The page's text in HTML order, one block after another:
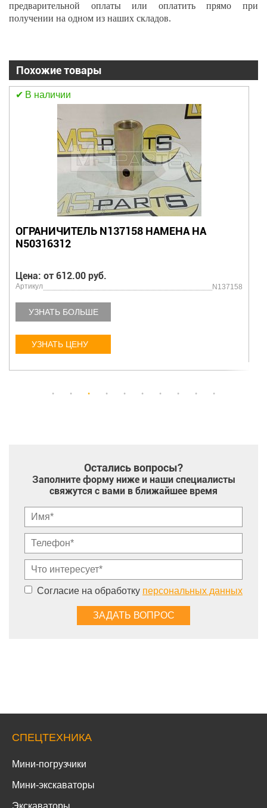
предварительной оплаты или оплатить прямо при
получении на одном из наших складов.
Похожие товары
В наличии
ПОДШИПНИКОВЫЙ УЗЕЛ UCFL 208
Цена: от 612.00 руб.
Артикул NUCFL208 D1
УЗНАТЬ БОЛЬШЕ
УЗНАТЬ ЦЕНУ
Остались вопросы?
Заполните форму ниже и наши специалисты
свяжутся с вами в ближайшее время
Согласие на обработку персональных данных
СПЕЦТЕХНИКА
Мини-погрузчики
Мини-экскаваторы